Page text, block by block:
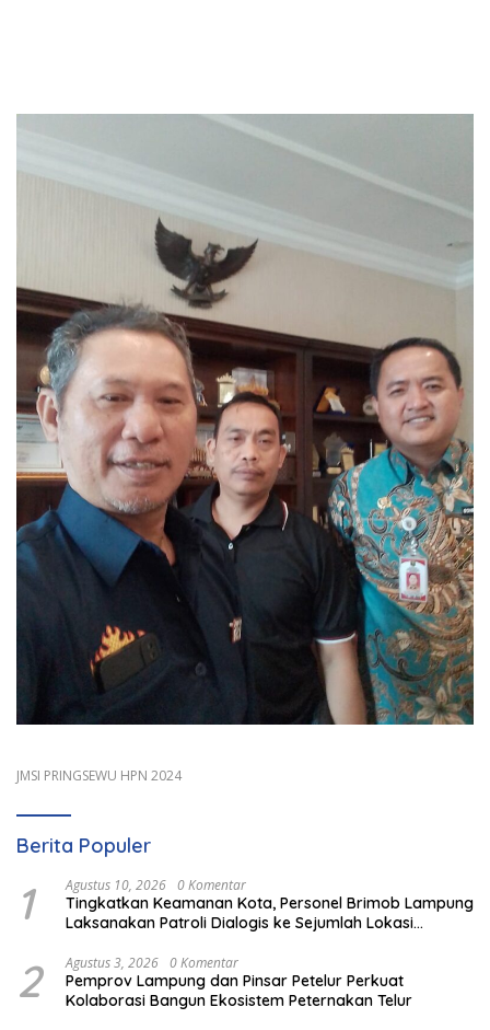
JMSI PRINGSEWU HPN 2024
Berita Populer
1 Agustus 10, 2026 0 Komentar
Tingkatkan Keamanan Kota, Personel Brimob Lampung
Laksanakan Patroli Dialogis ke Sejumlah Lokasi
2 Agustus 3, 2026 0 Komentar
Pemprov Lampung dan Pinsar Petelur Perkuat
Kolaborasi Bangun Ekosistem Peternakan Telur